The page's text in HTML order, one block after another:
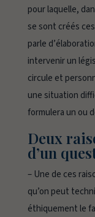
pour laquelle,
se sont créés
parle d’
intervenir un
circule et
une situation
formulera un ou
Deux
d’un
– Une de ces
qu’on peut
éthiquement le